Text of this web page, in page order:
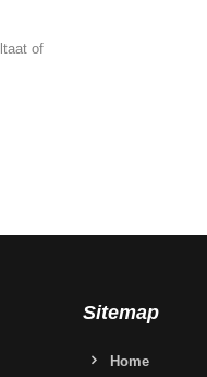
of
Sitemap
Home